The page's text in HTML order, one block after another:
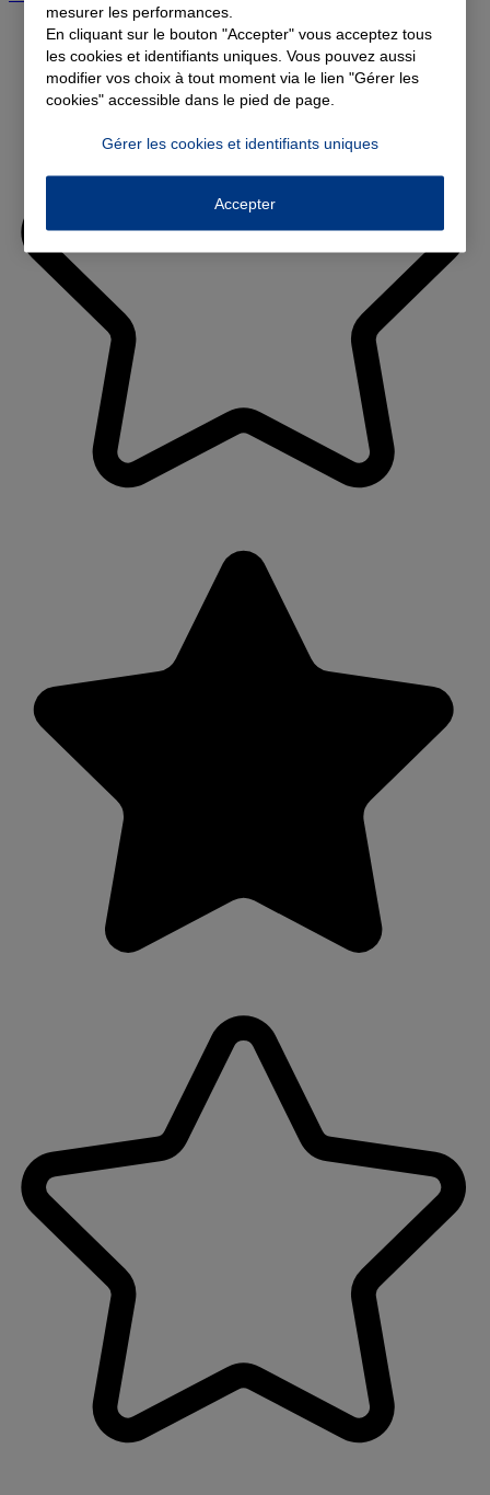
mesurer les performances.
En cliquant sur le bouton "Accepter" vous acceptez tous
les cookies et identifiants uniques. Vous pouvez aussi
modifier vos choix à tout moment via le lien "Gérer les
cookies" accessible dans le pied de page.
Gérer les cookies et identifiants uniques
Accepter